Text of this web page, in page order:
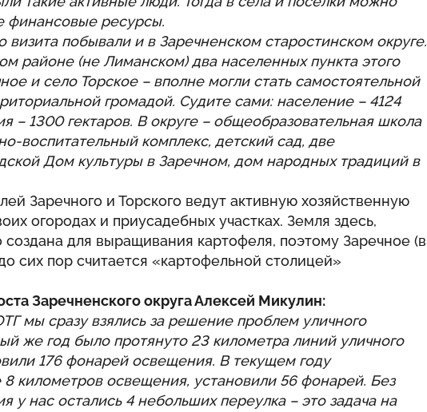
финансовые ресурсы.
визита побывали и в Заречненском старостинском округе.
районе (не Лиманском) два населенных пункта этого
и село Торское – вполне могли стать самостоятельной
громадой. Судите сами: население – 4124
– 1300 гектаров. В округе – общеобразовательная школа
воспитательный комплекс, детский сад, две
Дом культуры в Заречном, дом народных традиций в
Заречного и Торского ведут активную хозяйственную
огородах и приусадебных участках. Земля здесь,
создана для выращивания картофеля, поэтому Заречное (в
сих пор считается «картофельной столицей»
Заречненского округа Алексей Микулин:
мы сразу взялись за решение проблем уличного
же год было протянуто 23 километра линий уличного
176 фонарей освещения. В текущем году
километров освещения, установили 56 фонарей. Без
у нас остались 4 небольших переулка – это задача на